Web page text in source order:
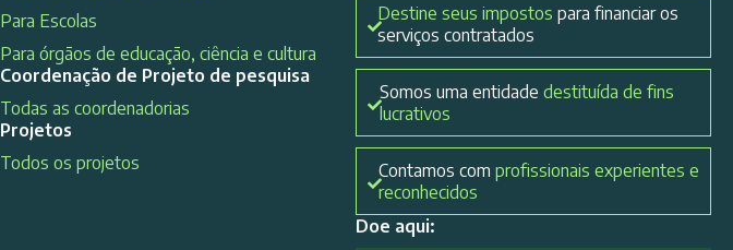
Para Escolas
Para órgãos de educação, ciência e cultura
Coordenação de Projeto de pesquisa
Todas as coordenadorias
Projetos
Todos os projetos
Destine seus impostos para financiar os
serviços contratados
Somos uma entidadedestituída de fins
lucrativos
Contamos com profissionais experientes e
reconhecidos
Doe aqui: